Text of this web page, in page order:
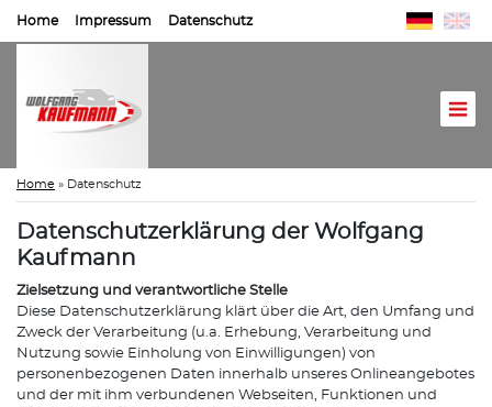
Home Impressum Datenschutz
Home » Datenschutz
Datenschutzerklärung der Wolfgang
Kaufmann
Zielsetzung und verantwortliche Stelle
Diese Datenschutzerklärung klärt über die Art, den Umfang und
Zweck der Verarbeitung (u.a. Erhebung, Verarbeitung und
Nutzung sowie Einholung von Einwilligungen) von
personenbezogenen Daten innerhalb unseres Onlineangebotes
und der mit ihm verbundenen Webseiten, Funktionen und